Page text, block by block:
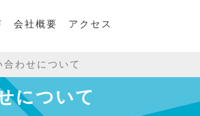
会社概要 アクセス
わせについて
について